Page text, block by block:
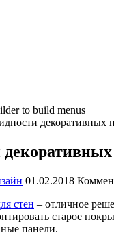
to build menus
декоративных
01.02.2018
стен – отличное
старое
панели.